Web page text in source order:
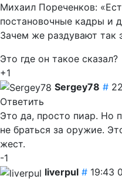
Михаил Пореченков:
постановочные кадры и
Зачем же раздувают так
Это где он такое сказал?
+1
Sergey78 #
Ответить
Это да, просто пиар. Но
не браться за оружие.
жест.
-1
liverpul # 19:43